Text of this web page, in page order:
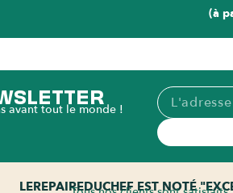
(à
avant tout le monde !
LEREPAIREDUCHEF EST NOTÉ